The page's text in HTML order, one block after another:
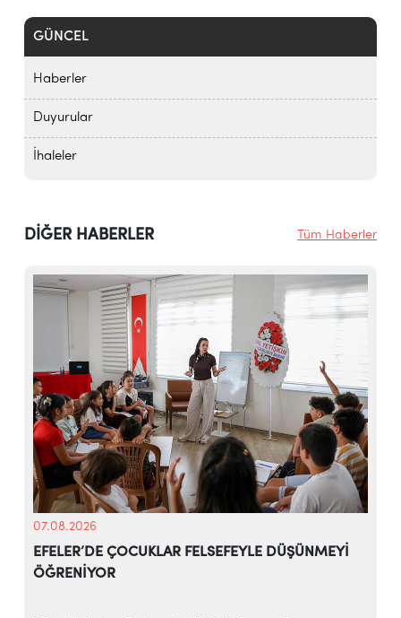
GÜNCEL
Haberler
Duyurular
İhaleler
DİĞER HABERLER Tüm Haberler
07.08.2026
EFELER’DE ÇOCUKLAR FELSEFEYLE DÜŞÜNMEYİ
ÖĞRENİYOR